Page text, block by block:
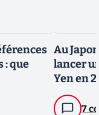
: que
Au
lancer
Yen en
7